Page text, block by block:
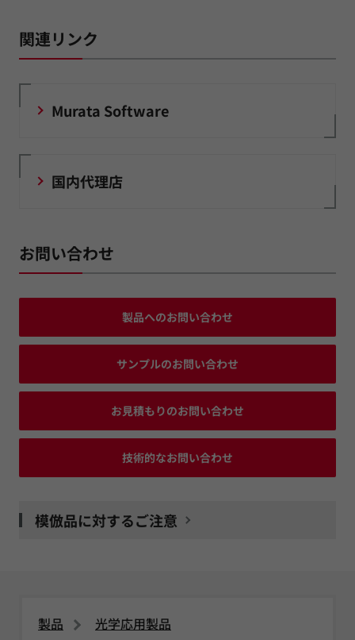
関連リンク
Murata Software
国内代理店
お問い合わせ
製品へのお問い合わせ
サンプルのお問い合わせ
お見積もりのお問い合わせ
技術的なお問い合わせ
模倣品に対するご注意
製品 光学応用製品